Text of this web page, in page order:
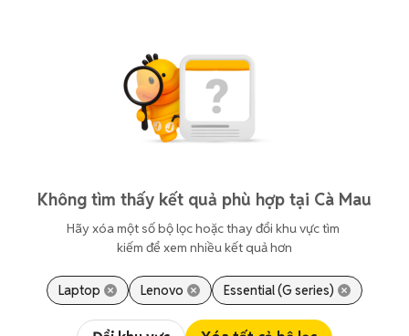
Không tìm thấy kết quả phù hợp tại Cà Mau
Hãy xóa một số bộ lọc hoặc thay đổi khu vực tìm
kiếm để xem nhiều kết quả hơn
Laptop Lenovo Essential (G series)